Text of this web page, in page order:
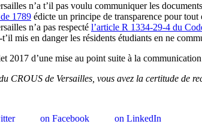
n’a t’il pas voulu communiquer les
1789 édicte un principe de transparence pour
n’a pas respecté l’article R 1334-29-4 du
mis en danger les résidents étudiants en ne
2017 d’une mise au point suite à la
CROUS de Versailles, vous avez la certitude de
on Facebook on LinkedIn